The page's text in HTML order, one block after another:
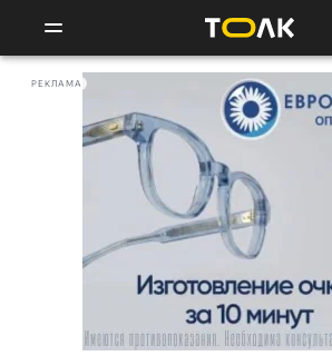
РЕКЛАМА